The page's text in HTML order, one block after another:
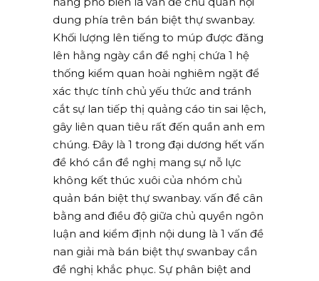
dung phía trên bán biệt thự swanbay.
Khối lượng lên tiếng to múp được đăng
lên hằng ngày cần đề nghị chứa 1 hệ
thống kiểm quan hoài nghiêm ngặt để
xác thực tính chủ yếu thức and tránh
cắt sự lan tiếp thị quảng cáo tin sai lệch,
gây liên quan tiêu rất đến quần anh em
chúng. Đây là 1 trong đại dương hết vấn
đề khó cần đề nghị mang sự nỗ lực
không kết thúc xuôi của nhóm chủ
quản bán biệt thự swanbay. vấn đề cân
bằng and điều độ giữa chủ quyền ngôn
luận and kiểm định nội dung là 1 vấn đề
nan giải mà bán biệt thự swanbay cần
đề nghị khắc phục. Sự phân biệt and